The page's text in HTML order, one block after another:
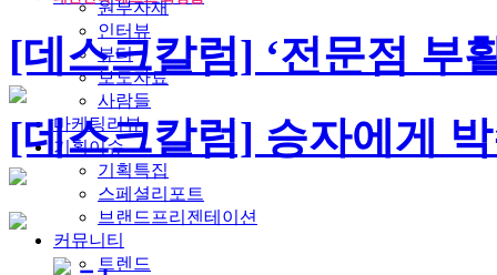
원부자재
인터뷰
뷰티
보도자료
사람들
마케팅리뷰
기획이슈
기획특집
스페셜리포트
브랜드프리젠테이션
커뮤니티
트렌드
[데스크칼럼] ‘전문점 부
[데스크칼럼] 승자에게